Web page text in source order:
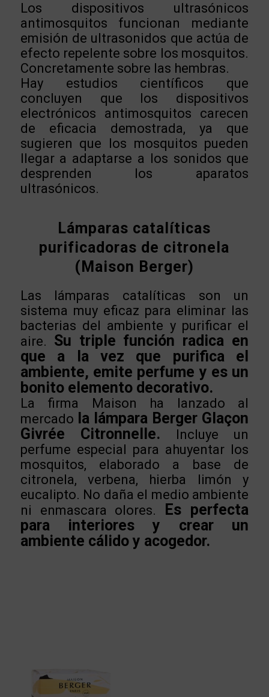
Los dispositivos ultrasónicos
antimosquitos funcionan mediante
emisión de ultrasonidos que actúa de
efecto repelente sobre los mosquitos.
Concretamente sobre las hembras.
Hay estudios científicos que
concluyen que los dispositivos
electrónicos antimosquitos carecen
de eficacia demostrada, ya que
sugieren que los mosquitos pueden
llegar a adaptarse a los sonidos que
desprenden los aparatos
ultrasónicos.
Lámparas catalíticas
purificadoras de citronela
(Maison Berger)
Las lámparas catalíticas son un
sistema muy eficaz para eliminar las
bacterias del ambiente y purificar el
aire. Su triple función radica en
que a la vez que purifica el
ambiente, emite perfume y es un
bonito elemento decorativo.
La firma Maison ha lanzado al
mercado la lámpara Berger Glaçon
Givrée Citronnelle. Incluye un
perfume especial para ahuyentar los
mosquitos, elaborado a base de
citronela, verbena, hierba limón y
eucalipto. No daña el medio ambiente
ni enmascara olores. Es perfecta
para interiores y crear un
ambiente cálido y acogedor.